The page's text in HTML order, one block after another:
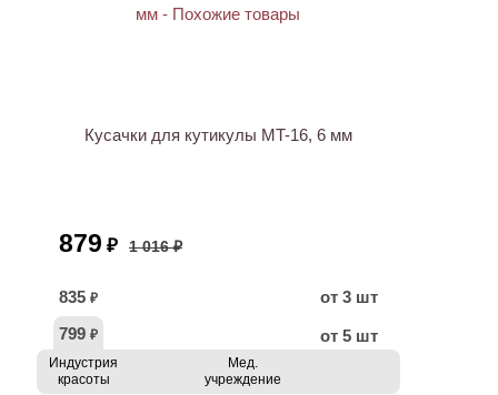
Кусачки для кутикулы MT-16, 6 мм
879 ₽ 1 016 ₽
835 ₽
от 3 шт
799 ₽ от 5 шт
Индустрия
красоты
Мед.
учреждение